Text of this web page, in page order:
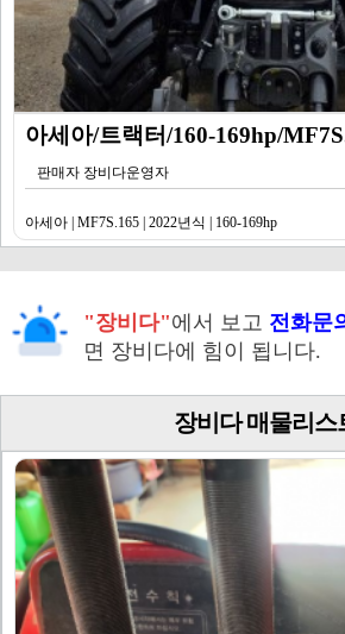
아세아/트랙터/160-169hp/
판매자 장비다운영자
아세아 | MF7S.165 | 2022년식 | 160-169hp
"장비다"에서 보고 전화문
면 장비다에 힘이 됩니다.
장비다 매물리스